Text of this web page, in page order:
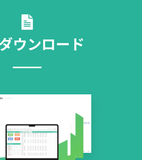
ウンロード